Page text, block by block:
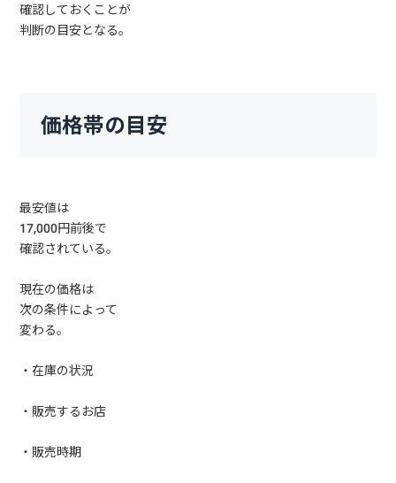
確認しておくことが
判断の目安となる。
価格帯の目安
最安値は
17,000円前後で
確認されている。
現在の価格は
次の条件によって
変わる。
・在庫の状況
・販売するお店
・販売時期